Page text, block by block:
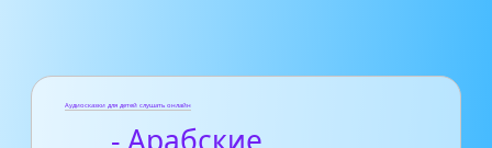
Аудиосказки для детей слушать онлайн